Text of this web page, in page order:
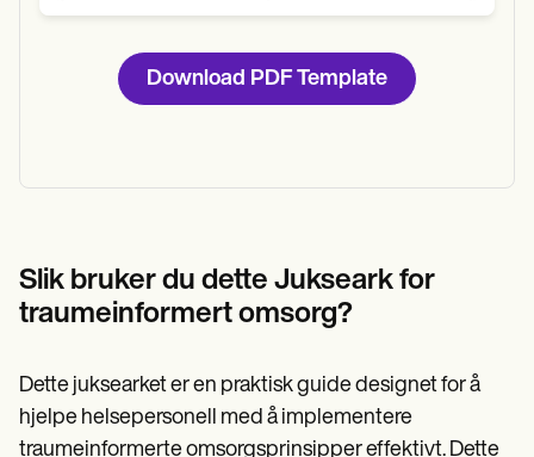
Download PDF Template
Slik bruker du dette Jukseark for
traumeinformert omsorg?
Dette juksearket er en praktisk guide designet for å
hjelpe helsepersonell med å implementere
traumeinformerte omsorgsprinsipper effektivt. Dette